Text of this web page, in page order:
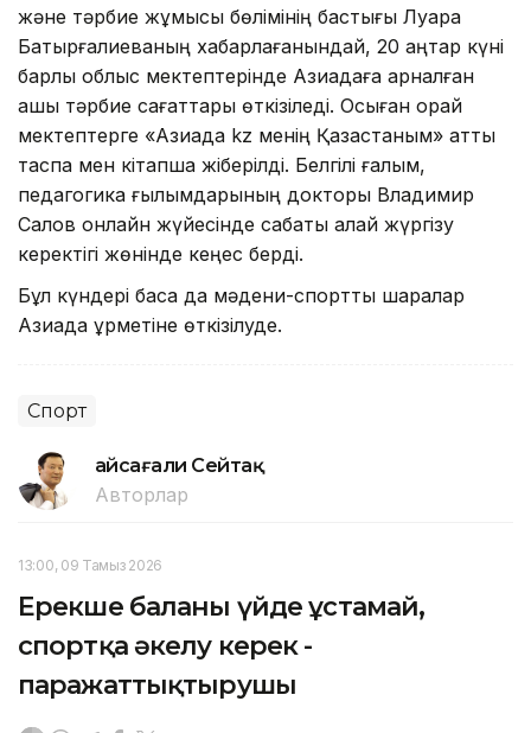
және тәрбие жұмысы бөлімінің бастығы Луара
Батырғалиеваның хабарлағанындай, 20 қаңтар күні
барлық облыс мектептерінде Азиадаға арналған
ашық тәрбие сағаттары өткізіледі. Осыған орай
мектептерге «Азиада kz менің Қазақстаным» атты
таспа мен кітапша жіберілді. Белгілі ғалым,
педагогика ғылымдарының докторы Владимир
Салов онлайн жүйесінде сабақты қалай жүргізу
керектігі жөнінде кеңес берді.
Бұл күндері басқа да мәдени-спорттық шаралар
Азиада құрметіне өткізілуде.
Спорт
Ғайсағали Сейтақ
Авторлар
13:00, 09 Тамыз 2026
Ерекше баланы үйде ұстамай,
спортқа әкелу керек -
паражаттықтырушы